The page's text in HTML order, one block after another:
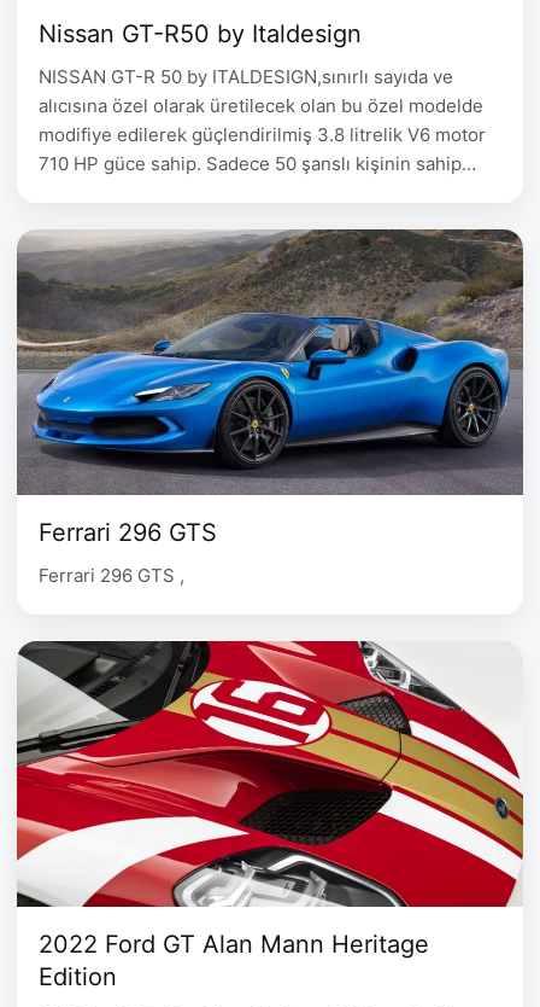
Nissan GT-R50 by Italdesign
NISSAN GT-R 50 by ITALDESIGN,sınırlı sayıda ve
alıcısına özel olarak üretilecek olan bu özel modelde
modifiye edilerek güçlendirilmiş 3.8 litrelik V6 motor
710 HP güce sahip. Sadece 50 şanslı kişinin sahip
Serisi Coupe BMW 2 Serisi Gran …
Ferrari 296 GTS
Ferrari 296 GTS ,
2022 Ford GT Alan Mann Heritage
Edition